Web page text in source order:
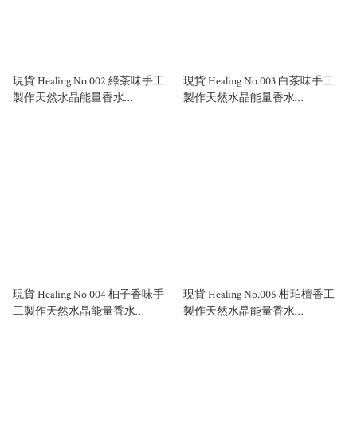
現貨 Healing No.002 綠茶味手工
製作天然水晶能量香水
現貨 Healing No.003 白茶味手工
製作天然水晶能量香水
現貨 Healing No.004 柚子香味手
工製作天然水晶能量香水
現貨 Healing No.005 柑珀檀香工
製作天然水晶能量香水